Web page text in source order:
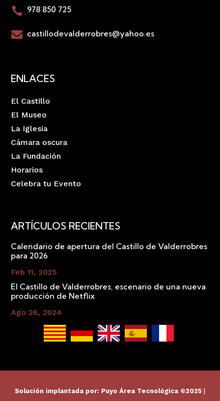
 978 850 725
 castillodevalderrobres@yahoo.es
ENLACES
El Castillo
El Museo
La Iglesia
Cámara oscura
La Fundación
Horarios
Celebra tu Evento
ARTÍCULOS RECIENTES
Calendario de apertura del Castillo de Valderrobres
para 2026
Feb 11, 2025
El Castillo de Valderrobres, escenario de una nueva
producción de Netflix
Ago 26, 2024
Solución implantada por: Puyo Área Tecnológica ©2025